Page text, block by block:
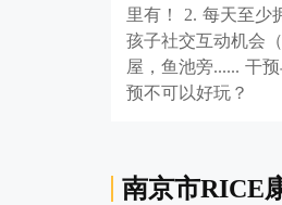
里有！ 2. 每天至少
孩子社交互动机会
屋，鱼池旁...... 干
预不可以好玩？
南京市RICE